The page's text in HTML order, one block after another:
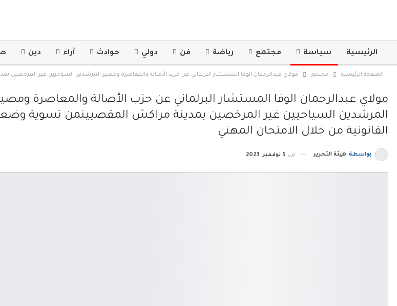
الرئيسية سياسة مجتمع رياضة فن دولي حوادث آراء دين
الصفحة الرئيسية مجتمع مولاي عبدالرحمان الوفا المستشار البرلماني عن حزب الأصالة والمعاصرة ومصير المرشدين السياحيين غير المرخصين
مولاي عبدالرحمان الوفا المستشار البرلماني عن حزب الأصالة والمعاصرة
المرشدين السياحيين غير المرخصين بمدينة مراكش المقصيينمن تسوية
القانونية من خلال الامتحان المهني
بواسطة هيئة التحرير في 5 نوفمبر, 2023